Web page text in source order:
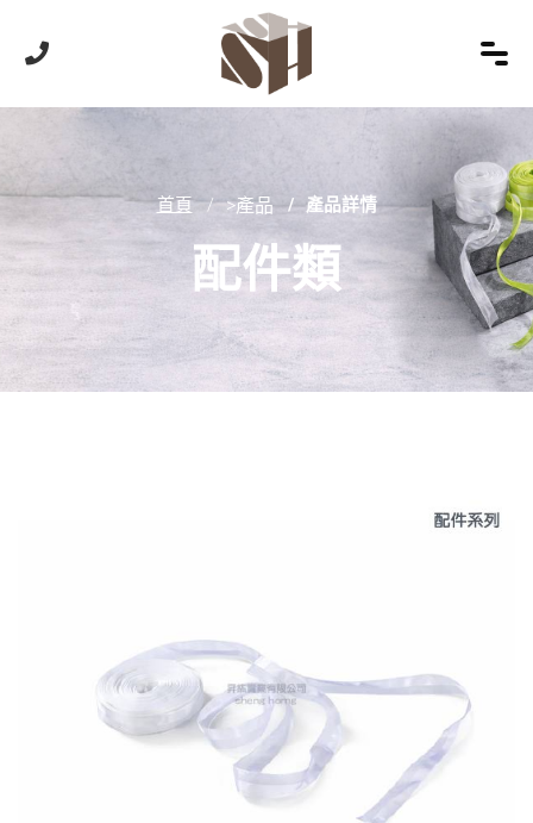
首頁 >產品 產品詳情
配件類